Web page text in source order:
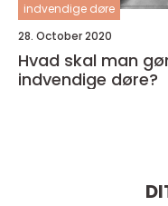
indvendige døre
28. October 2020
Hvad skal man
indvendige døre?